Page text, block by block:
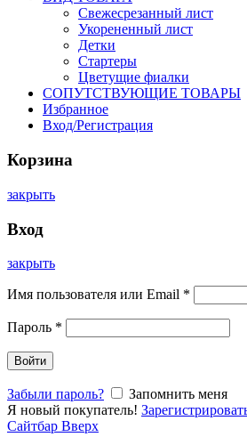
Свежесрезанный лист
Укорененный лист
Детки
Стартеры
Цветущие фиалки
СОПУТСТВУЮЩИЕ ТОВАРЫ
Избранное
Вход/Регистрация
Корзина
закрыть
Вход
закрыть
Имя пользователя или Email *
Пароль *
Войти
Забыли пароль?
Запомнить меня
Я новый покупатель!
Сайтбар Вверх